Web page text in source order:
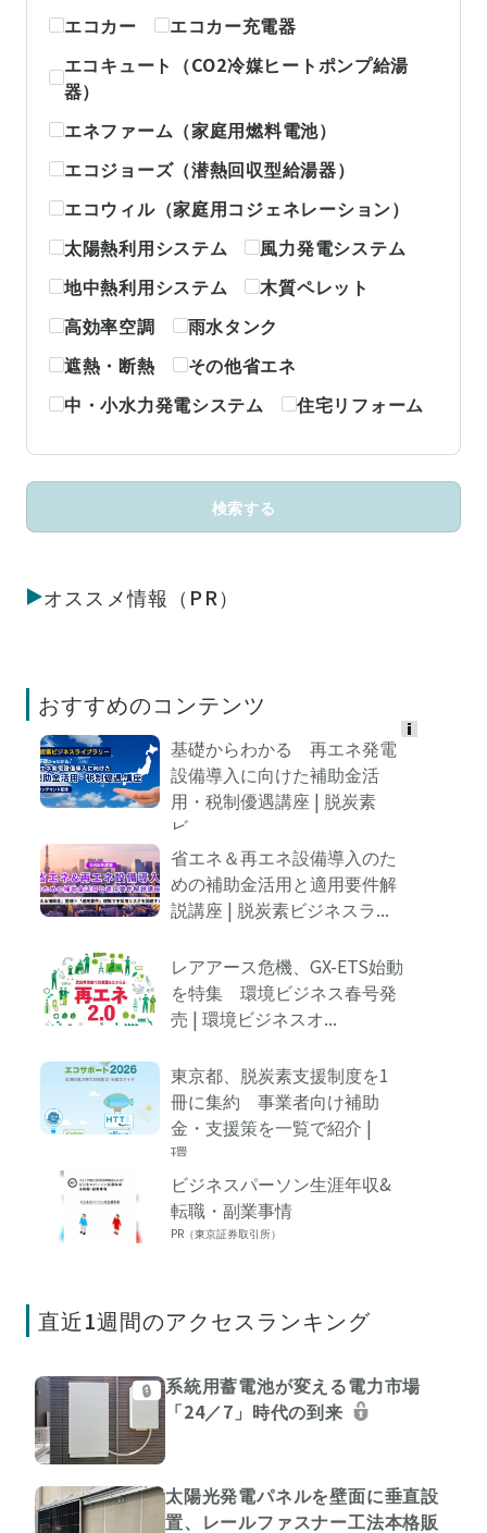
エコカー
エコカー充電器
エコキュート（CO2冷媒ヒートポンプ給湯
器）
エネファーム（家庭用燃料電池）
エコジョーズ（潜熱回収型給湯器）
エコウィル（家庭用コジェネレーション）
太陽熱利用システム
風力発電システム
地中熱利用システム
木質ペレット
高効率空調
雨水タンク
遮熱・断熱
その他省エネ
中・小水力発電システム
住宅リフォーム
検索する
オススメ情報（PR）
おすすめのコンテンツ
基礎からわかる 再エネ発電
設備導入に向けた補助金活
用・税制優遇講座 | 脱炭素
ビ...
省エネ＆再エネ設備導入のた
めの補助金活用と適用要件解
説講座 | 脱炭素ビジネスラ...
レアアース危機、GX-ETS始動
を特集 環境ビジネス春号発
売 | 環境ビジネスオ...
東京都、脱炭素支援制度を1
冊に集約 事業者向け補助
金・支援策を一覧で紹介 |
環...
ビジネスパーソン生涯年収&
転職・副業事情
PR（東京証券取引所）
直近1週間のアクセスランキング
🔒
系統用蓄電池が変える電力市場
「24／7」時代の到来
太陽光発電パネルを壁面に垂直設
置、レールファスナー工法本格販